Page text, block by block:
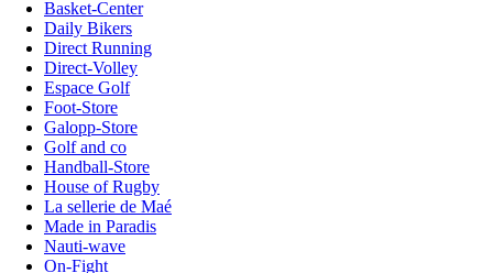
Basket-Center
Daily Bikers
Direct Running
Direct-Volley
Espace Golf
Foot-Store
Galopp-Store
Golf and co
Handball-Store
House of Rugby
La sellerie de Maé
Made in Paradis
Nauti-wave
On-Fight